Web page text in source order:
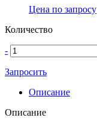
Цена по запросу
Количество
-
Запросить
Описание
Описание